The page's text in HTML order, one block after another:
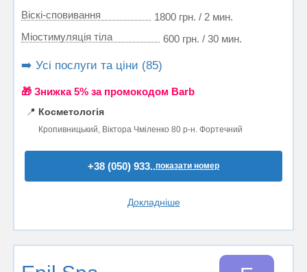
Віскі-сповивання
1800 грн. / 2 мин.
Міостимуляція тіла
600 грн. / 30 мин.
➡️ Усі послуги та ціни (85)
🎁 Знижка 5% за промокодом Barb
📍 Косметологія
Кропивницький, Віктора Чміленко 80 р-н. Фортечний
+38 (050) 933..показати номер
Докладніше